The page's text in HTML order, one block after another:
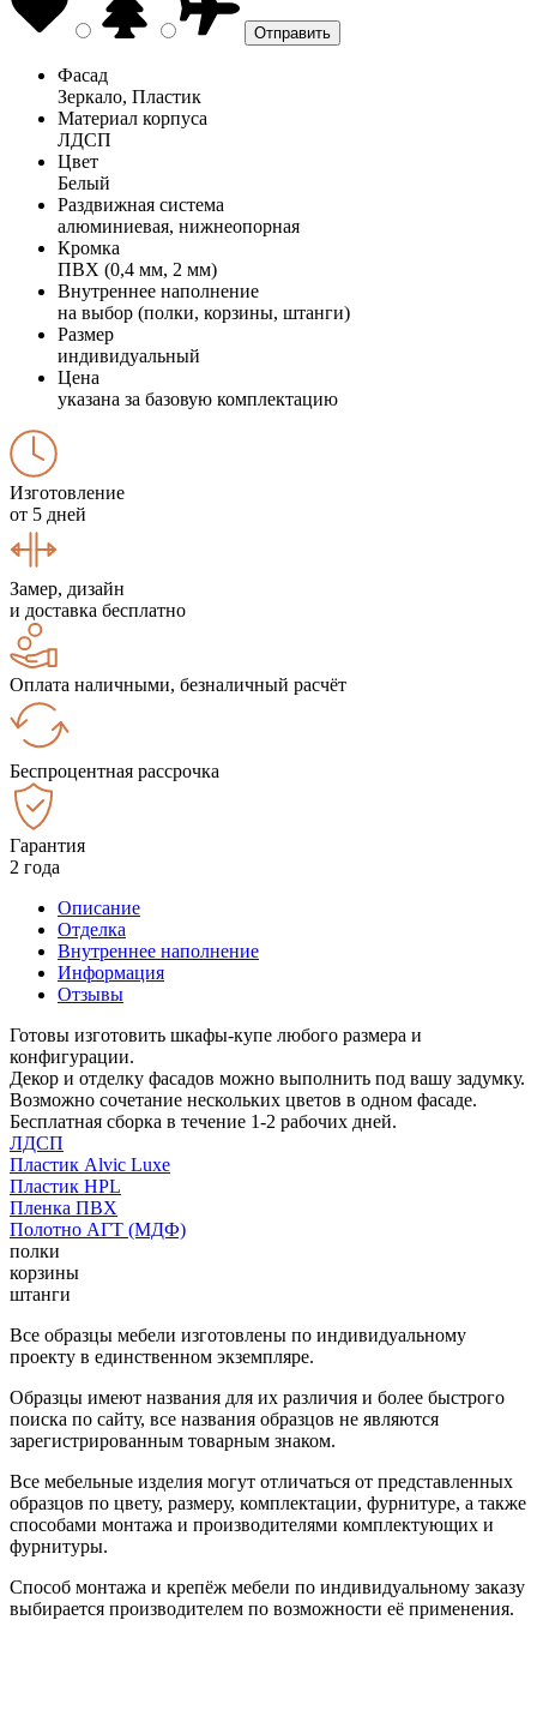
Фасад
Зеркало, Пластик
Материал корпуса
ЛДСП
Цвет
Белый
Раздвижная система
алюминиевая, нижнеопорная
Кромка
ПВХ (0,4 мм, 2 мм)
Внутреннее наполнение
на выбор (полки, корзины, штанги)
Размер
индивидуальный
Цена
указана за базовую комплектацию
Изготовление
от 5 дней
Замер, дизайн
и доставка бесплатно
Оплата наличными, безналичный расчёт
Беспроцентная рассрочка
Гарантия
2 года
Описание
Отделка
Внутреннее наполнение
Информация
Отзывы
Готовы изготовить шкафы-купе любого размера и
конфигурации.
Декор и отделку фасадов можно выполнить под вашу задумку.
Возможно сочетание нескольких цветов в одном фасаде.
Бесплатная сборка в течение 1-2 рабочих дней.
ЛДСП
Пластик Alvic Luxe
Пластик HPL
Пленка ПВХ
Полотно АГТ (МДФ)
полки
корзины
штанги
Все образцы мебели изготовлены по индивидуальному
проекту в единственном экземпляре.
Образцы имеют названия для их различия и более быстрого
поиска по сайту, все названия образцов не являются
зарегистрированным товарным знаком.
Все мебельные изделия могут отличаться от представленных
образцов по цвету, размеру, комплектации, фурнитуре, а также
способами монтажа и производителями комплектующих и
фурнитуры.
Способ монтажа и крепёж мебели по индивидуальному заказу
выбирается производителем по возможности её применения.